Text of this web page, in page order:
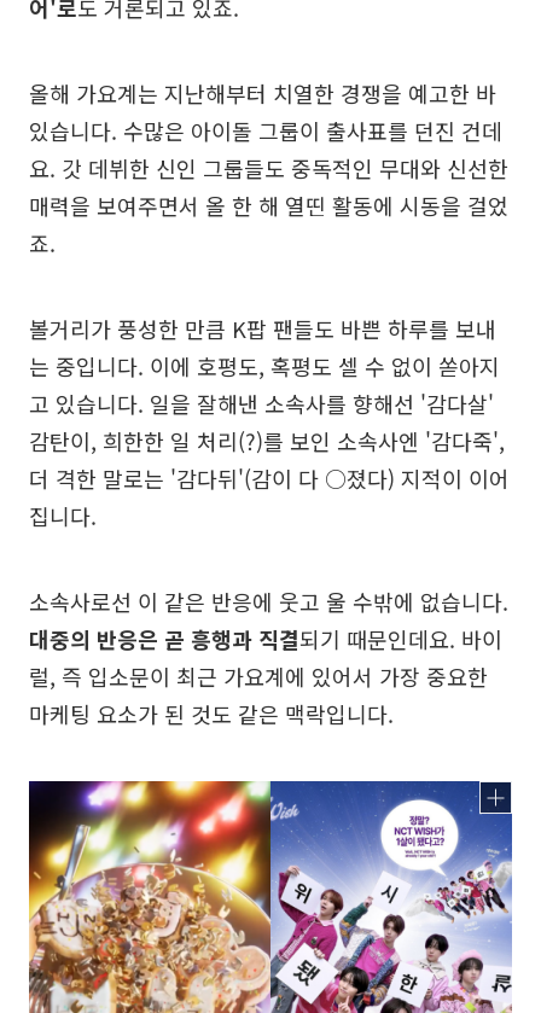
어'로도 거론되고 있죠.
올해 가요계는 지난해부터 치열한 경쟁을 예고한 바
있습니다. 수많은 아이돌 그룹이 출사표를 던진 건데
요. 갓 데뷔한 신인 그룹들도 중독적인 무대와 신선한
매력을 보여주면서 올 한 해 열띤 활동에 시동을 걸었
죠.
볼거리가 풍성한 만큼 K팝 팬들도 바쁜 하루를 보내
는 중입니다. 이에 호평도, 혹평도 셀 수 없이 쏟아지
고 있습니다. 일을 잘해낸 소속사를 향해선 '감다살'
감탄이, 희한한 일 처리(?)를 보인 소속사엔 '감다죽',
더 격한 말로는 '감다뒤'(감이 다 ○졌다) 지적이 이어
집니다.
소속사로선 이 같은 반응에 웃고 울 수밖에 없습니다.
대중의 반응은 곧 흥행과 직결되기 때문인데요. 바이
럴, 즉 입소문이 최근 가요계에 있어서 가장 중요한
마케팅 요소가 된 것도 같은 맥락입니다.